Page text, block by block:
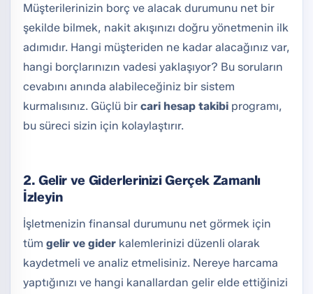
Müşterilerinizin borç ve alacak durumunu net bir
şekilde bilmek, nakit akışınızı doğru yönetmenin ilk
adımıdır. Hangi müşteriden ne kadar alacağınız var,
hangi borçlarınızın vadesi yaklaşıyor? Bu soruların
cevabını anında alabileceğiniz bir sistem
kurmalısınız. Güçlü bir cari hesap takibi programı,
bu süreci sizin için kolaylaştırır.
2. Gelir ve Giderlerinizi Gerçek Zamanlı
İzleyin
İşletmenizin finansal durumunu net görmek için
tüm gelir ve gider kalemlerinizi düzenli olarak
kaydetmeli ve analiz etmelisiniz. Nereye harcama
yaptığınızı ve hangi kanallardan gelir elde ettiğinizi